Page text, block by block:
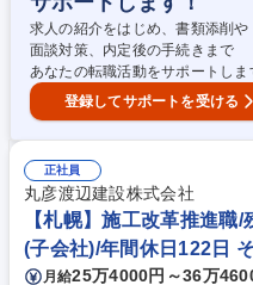
求人の紹介をはじめ、書類添削や
面談対策、内定後の手続きまで
あなたの転職活動をサポートしま
登録してサポートを受ける
正社員
丸彦渡辺建設株式会社
【札幌】施工改革推進職
(子会社)/年間休日122日
月給25万4000円～36万